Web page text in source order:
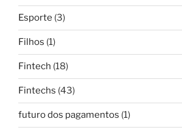
Esporte (3)
Filhos (1)
Fintech (18)
Fintechs (43)
futuro dos pagamentos (1)